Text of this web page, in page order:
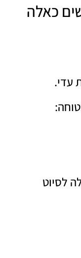
כאלה
עדי.
לסיוט